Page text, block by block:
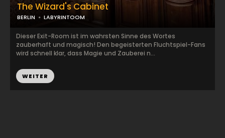
The Wizard's Cabinet
BERLIN LABYRINTOOM
Dieser Exit-Room ist im wahrsten Sinne des Wortes
zauberhaft und magisch! Den begeisterten Fluchtspiel-Fans
wird schnell klar, dass Magie und Zauberei n...
WEITER